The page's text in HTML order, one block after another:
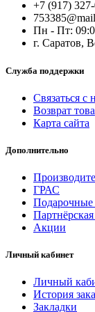
+7 (917)
Пн - Пт:
г. Саратов,
Служба поддержки
Связаться с
Возврат
Карта сайта
Дополнительно
ГРАС
Подарочные
Акции
Личный кабинет
Личный
История
Закладки